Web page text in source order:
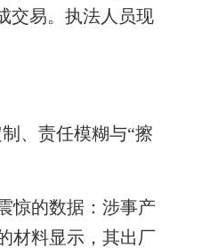
交易。执法人员现
、责任模糊与“擦
惊的数据：涉事产
材料显示，其出厂